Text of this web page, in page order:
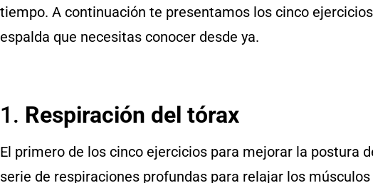
tiempo. A continuación te presentamos los cinco
espalda que necesitas conocer desde ya.
1. Respiración del tórax
El primero de los cinco ejercicios para mejorar la postura
serie de respiraciones profundas para relajar los